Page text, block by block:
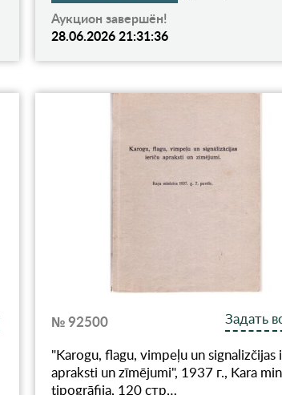
Аукцион завершён!
28.06.2026 21:31:36
№ 92500
Задать
"Karogu, flagu, vimpeļu un signalizčijas
apraksti un zīmējumi", 1937 г., Kara
tipogrāfija, 120 стр…